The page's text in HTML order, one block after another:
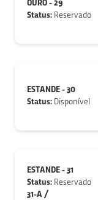
OURO - 29
Status: Reservado
ESTANDE - 30
Status: Disponível
ESTANDE - 31
Status: Reservado
31-A /